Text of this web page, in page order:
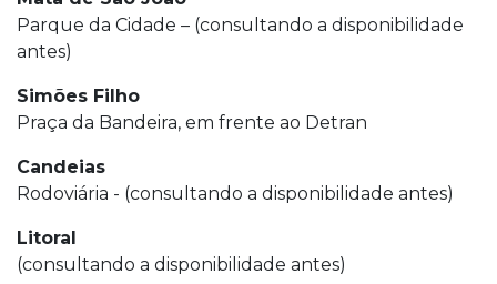
Parque da Cidade – (consultando a disponibilidade
antes)
Simões Filho
Praça da Bandeira, em frente ao Detran
Candeias
Rodoviária - (consultando a disponibilidade antes)
Litoral
(consultando a disponibilidade antes)